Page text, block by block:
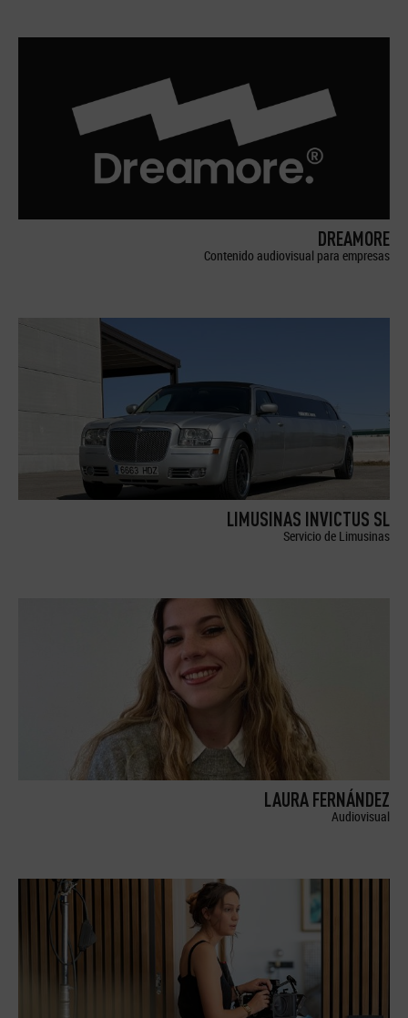
DREAMORE
Contenido audiovisual para empresas
LIMUSINAS INVICTUS SL
Servicio de Limusinas
LAURA FERNÁNDEZ
Audiovisual